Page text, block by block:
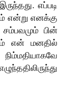
எப்படி
என்று எனக்கு
பின்
என் மனதில்